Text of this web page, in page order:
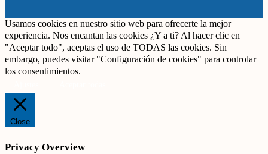
Usamos cookies en nuestro sitio web para ofrecerte la mejor
experiencia. Nos encantan las cookies ¿Y a ti? Al hacer clic en
"Aceptar todo", aceptas el uso de TODAS las cookies. Sin
embargo, puedes visitar "Configuración de cookies" para controlar
los consentimientos.
Close
Privacy Overview